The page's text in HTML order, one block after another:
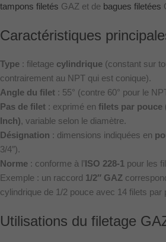
tampons filetés GAZ et de bagues filetées
Caractéristiques
Type : filetage cylindrique (constant sur
contrairement au NPT qui est conique).
Angle du filet : 55° (contre 60° pour le
Pas de filet : exprimé en filets par pouce
Inch), variable selon le diamètre.
Désignation : dimensions indiquées en
3/4″).
Norme : conforme à l’ISO 228-1 pour les
Exemple : un raccord 1/2″ GAZ
cylindrique de 1/2 pouce avec 14 filets par
Utilisations du filetage